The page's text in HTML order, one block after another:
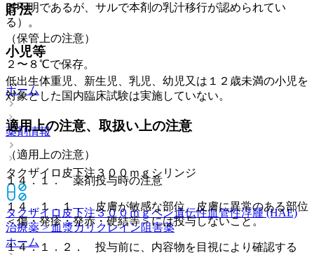
貯法
（保管上の注意）
２〜８℃で保存。
ホーム
薬剤情報
タクザイロ皮下注３００ｍｇシリンジ
タクザイロ皮下注３００ｍｇペン遺伝性血管性浮腫 (HAE)
治療薬 > 血漿カリクレイン阻害薬
ホーム
は不明であるが、サルで本剤の乳汁移行が認められてい
る）。
小児等
低出生体重児、新生児、乳児、幼児又は１２歳未満の小児を
対象とした国内臨床試験は実施していない。
適用上の注意、取扱い上の注意
（適用上の注意）
１４．１． 薬剤投与時の注意
１４．１．１． 皮膚が敏感な部位、皮膚に異常のある部位
＜傷・発疹・発赤・硬結等＞には投与しないこと。
１４．１．２． 投与前に、内容物を目視により確認する